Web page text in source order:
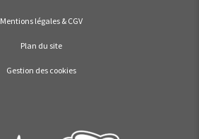
Mentions légales & CGV
Plan du site
Gestion des cookies